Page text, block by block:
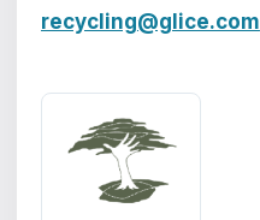
recycling@glice.com